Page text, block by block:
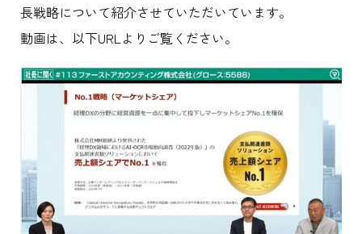
長戦略について紹介させていただいています。
動画は、以下URLよりご覧ください。